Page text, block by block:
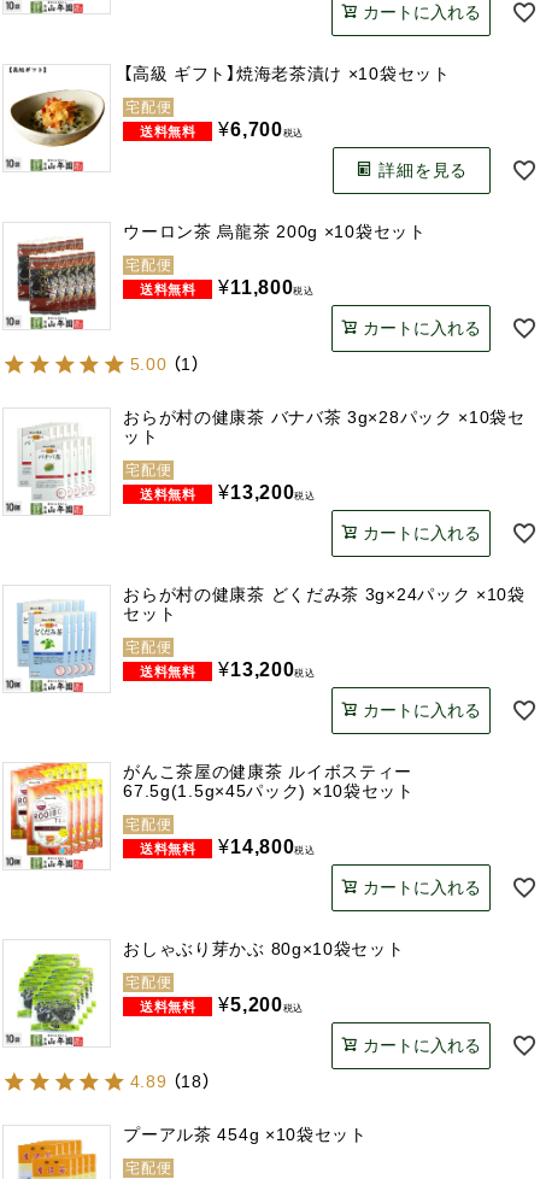
カートに入れる
【高級 ギフト】焼海老茶漬け ×10袋セット
宅配便
¥6,700税込
詳細を見る
ウーロン茶 烏龍茶 200g ×10袋セット
宅配便
¥11,800税込
カートに入れる
5.00 （1）
おらが村の健康茶 バナバ茶 3g×28パック ×10袋セ
ット
宅配便
¥13,200税込
カートに入れる
おらが村の健康茶 どくだみ茶 3g×24パック ×10袋
セット
宅配便
¥13,200税込
カートに入れる
がんこ茶屋の健康茶 ルイボスティー
67.5g(1.5g×45パック) ×10袋セット
宅配便
¥14,800税込
カートに入れる
おしゃぶり芽かぶ 80g×10袋セット
宅配便
¥5,200税込
カートに入れる
4.89 （18）
プーアル茶 454g ×10袋セット
宅配便